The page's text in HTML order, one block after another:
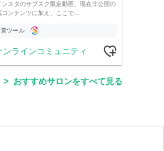
ンスタのサブスク限定動画、現在非公開の
コンテンツに加え、ここで…
ツール
ンラインコミュニティ
おすすめサロンをすべて見る